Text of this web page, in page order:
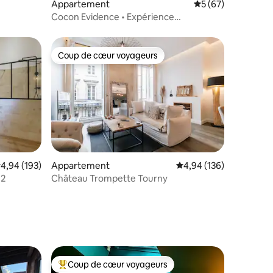
Appartement Évaluation
5 (67)
Cocon Evidence • Expérience
: 4,99 sur 5
moyenne sur la base de 193 commentaires : 4,94 sur 5
4,94 (193)
Coup de cœur voyageurs
Coup de cœur voyageurs
Appartement Évaluation moyenne
4,94 (136)
Château Trompette Tourny
Coups de cœur voyageurs les plus appréciés
Coup de cœur voyageurs